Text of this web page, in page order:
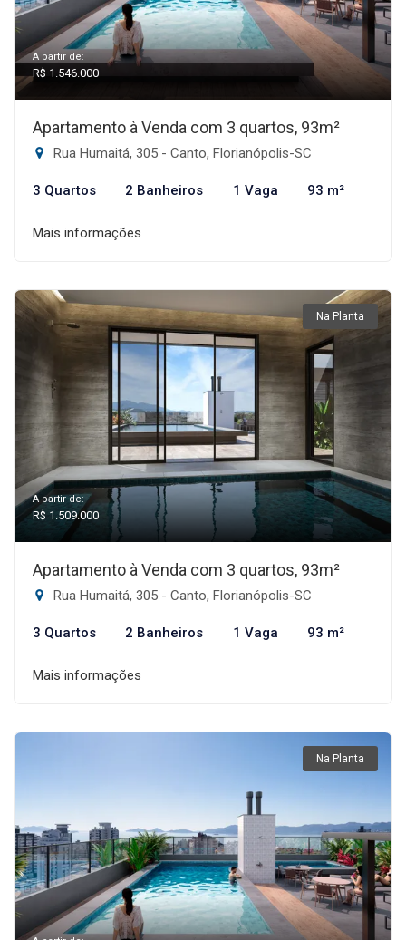
A partir de:
R$ 1.546.000
Apartamento à Venda com 3 quartos, 93m²
Rua Humaitá, 305 - Canto, Florianópolis-SC
3 Quartos 2 Banheiros 1 Vaga 93 m²
Mais informações
Na Planta
A partir de:
R$ 1.509.000
Apartamento à Venda com 3 quartos, 93m²
Rua Humaitá, 305 - Canto, Florianópolis-SC
3 Quartos 2 Banheiros 1 Vaga 93 m²
Mais informações
Na Planta